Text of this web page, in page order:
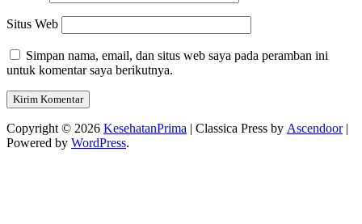
Situs Web
Simpan nama, email, dan situs web saya pada peramban ini
untuk komentar saya berikutnya.
Copyright © 2026 KesehatanPrima | Classica Press by Ascendoor|
Powered by WordPress.